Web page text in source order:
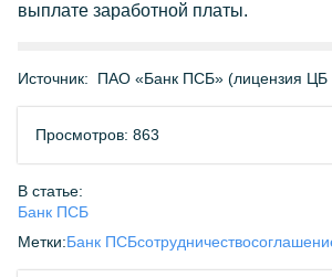
выплате заработной платы.
Источник: ПАО «Банк ПСБ» (лицензия
Просмотров: 863
В статье:
Банк ПСБ
Метки:Банк ПСБсотрудничество